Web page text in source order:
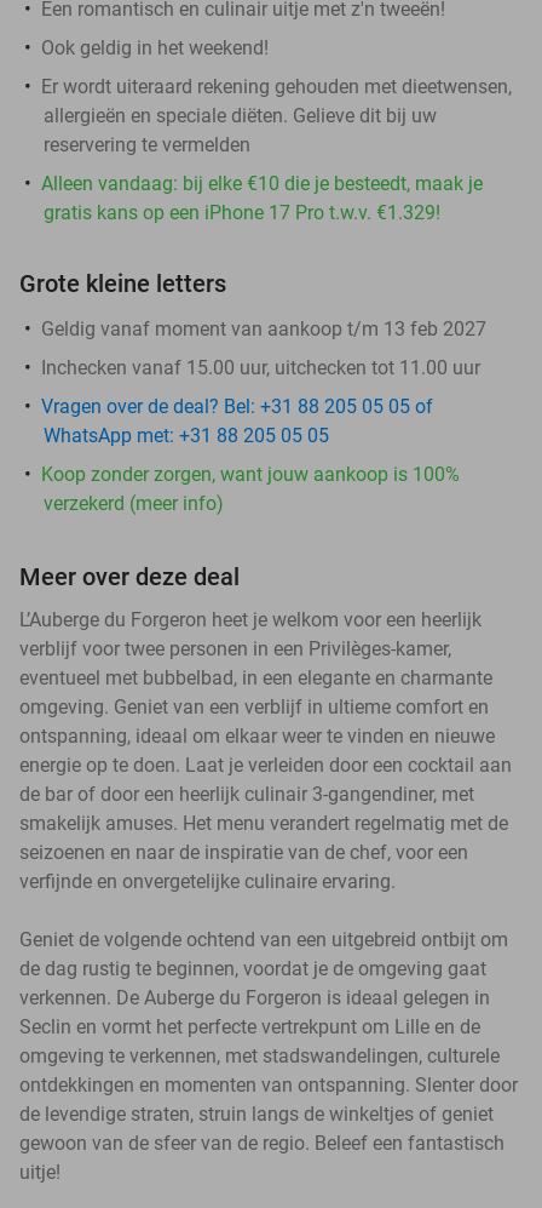
Een romantisch en culinair uitje met z'n tweeën!
Ook geldig in het weekend!
Er wordt uiteraard rekening gehouden met dieetwensen,
allergieën en speciale diëten. Gelieve dit bij uw
reservering te vermelden
Alleen vandaag: bij elke €10 die je besteedt, maak je
gratis kans op een iPhone 17 Pro t.w.v. €1.329!
Grote kleine letters
Geldig vanaf moment van aankoop t/m 13 feb 2027
Inchecken vanaf 15.00 uur, uitchecken tot 11.00 uur
Vragen over de deal? Bel: +31 88 205 05 05 of
WhatsApp met: +31 88 205 05 05
Koop zonder zorgen, want jouw aankoop is 100%
verzekerd (meer info)
Meer over deze deal
L’Auberge du Forgeron heet je welkom voor een heerlijk
verblijf voor twee personen in een Privilèges-kamer,
eventueel met bubbelbad, in een elegante en charmante
omgeving. Geniet van een verblijf in ultieme comfort en
ontspanning, ideaal om elkaar weer te vinden en nieuwe
energie op te doen. Laat je verleiden door een cocktail aan
de bar of door een heerlijk culinair 3-gangendiner, met
smakelijk amuses. Het menu verandert regelmatig met de
seizoenen en naar de inspiratie van de chef, voor een
verfijnde en onvergetelijke culinaire ervaring.
Geniet de volgende ochtend van een uitgebreid ontbijt om
de dag rustig te beginnen, voordat je de omgeving gaat
verkennen. De Auberge du Forgeron is ideaal gelegen in
Seclin en vormt het perfecte vertrekpunt om Lille en de
omgeving te verkennen, met stadswandelingen, culturele
ontdekkingen en momenten van ontspanning. Slenter door
de levendige straten, struin langs de winkeltjes of geniet
gewoon van de sfeer van de regio. Beleef een fantastisch
uitje!